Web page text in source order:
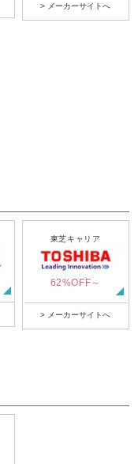
> メーカーサイトへ
東芝キャリア
62%OFF～
> メーカーサイトへ